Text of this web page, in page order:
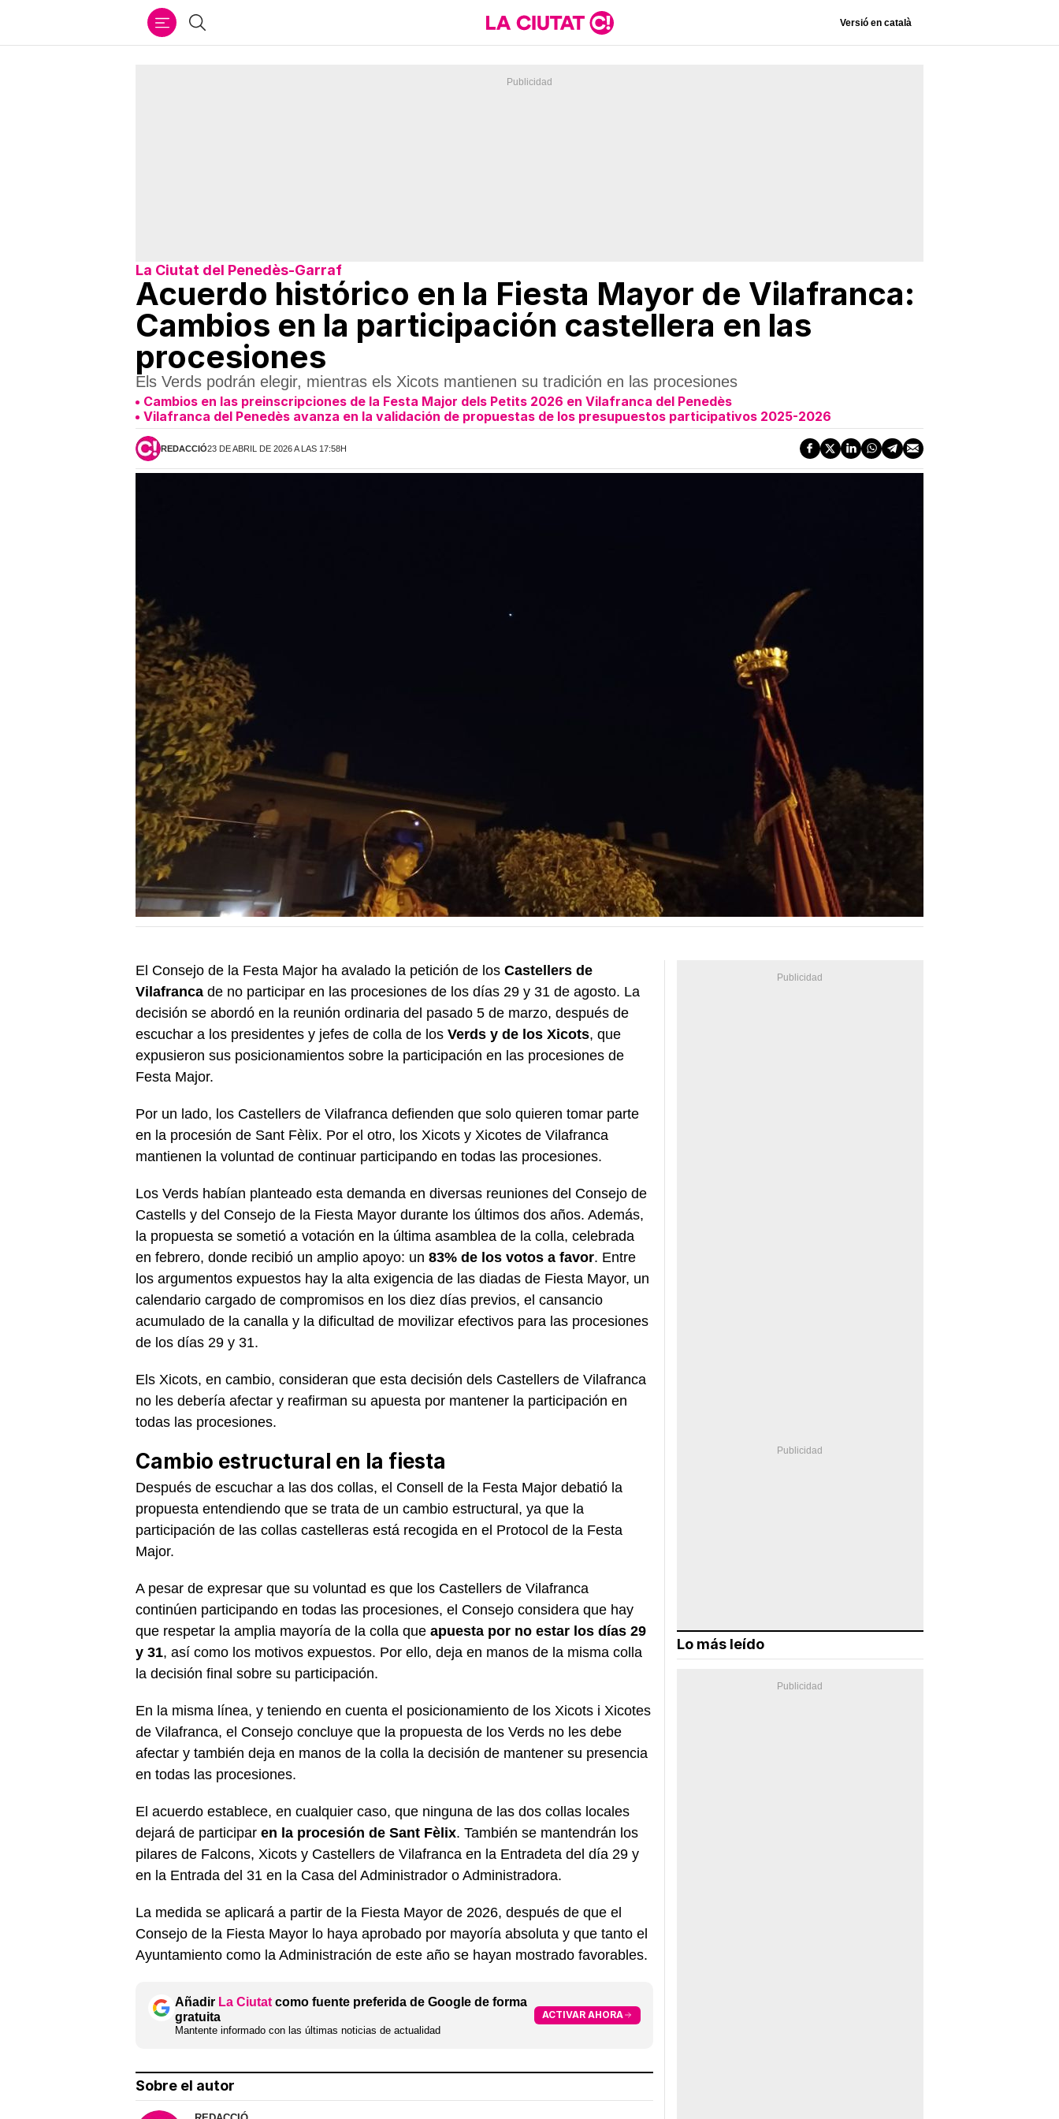
Buscar Versió en català
La Ciutat del Penedès-Garraf
Acuerdo histórico en la Fiesta Mayor de Vilafranca:
Cambios en la participación castellera en las
procesiones
Els Verds podrán elegir, mientras els Xicots mantienen su tradición en las procesiones
Cambios en las preinscripciones de la Festa Major dels Petits 2026 en Vilafranca del Penedès
Vilafranca del Penedès avanza en la validación de propuestas de los presupuestos participativos 2025-2026
REDACCIÓ23 DE ABRIL DE 2026 A LAS 17:58H
El Consejo de la Festa Major ha avalado la petición de los Castellers de
Vilafranca de no participar en las procesiones de los días 29 y 31 de agosto. La
decisión se abordó en la reunión ordinaria del pasado 5 de marzo, después de
escuchar a los presidentes y jefes de colla de los Verds y de los Xicots, que
expusieron sus posicionamientos sobre la participación en las procesiones de
Festa Major.
Por un lado, los Castellers de Vilafranca defienden que solo quieren tomar parte
en la procesión de Sant Fèlix. Por el otro, los Xicots y Xicotes de Vilafranca
mantienen la voluntad de continuar participando en todas las procesiones.
Los Verds habían planteado esta demanda en diversas reuniones del Consejo de
Castells y del Consejo de la Fiesta Mayor durante los últimos dos años. Además,
la propuesta se sometió a votación en la última asamblea de la colla, celebrada
en febrero, donde recibió un amplio apoyo: un 83% de los votos a favor. Entre
los argumentos expuestos hay la alta exigencia de las diadas de Fiesta Mayor, un
calendario cargado de compromisos en los diez días previos, el cansancio
acumulado de la canalla y la dificultad de movilizar efectivos para las procesiones
de los días 29 y 31.
Els Xicots, en cambio, consideran que esta decisión dels Castellers de Vilafranca
no les debería afectar y reafirman su apuesta por mantener la participación en
todas las procesiones.
Cambio estructural en la fiesta
Después de escuchar a las dos collas, el Consell de la Festa Major debatió la
propuesta entendiendo que se trata de un cambio estructural, ya que la
participación de las collas castelleras está recogida en el Protocol de la Festa
Major.
A pesar de expresar que su voluntad es que los Castellers de Vilafranca
continúen participando en todas las procesiones, el Consejo considera que hay
que respetar la amplia mayoría de la colla que apuesta por no estar los días 29
y 31, así como los motivos expuestos. Por ello, deja en manos de la misma colla
la decisión final sobre su participación.
En la misma línea, y teniendo en cuenta el posicionamiento de los Xicots i Xicotes
de Vilafranca, el Consejo concluye que la propuesta de los Verds no les debe
afectar y también deja en manos de la colla la decisión de mantener su presencia
en todas las procesiones.
El acuerdo establece, en cualquier caso, que ninguna de las dos collas locales
dejará de participar en la procesión de Sant Fèlix. También se mantendrán los
pilares de Falcons, Xicots y Castellers de Vilafranca en la Entradeta del día 29 y
en la Entrada del 31 en la Casa del Administrador o Administradora.
La medida se aplicará a partir de la Fiesta Mayor de 2026, después de que el
Consejo de la Fiesta Mayor lo haya aprobado por mayoría absoluta y que tanto el
Ayuntamiento como la Administración de este año se hayan mostrado favorables.
Añadir La Ciutat como fuente preferida de Google de forma
gratuita
Mantente informado con las últimas noticias de actualidad
ACTIVAR AHORA
Sobre el autor
Lo más leído